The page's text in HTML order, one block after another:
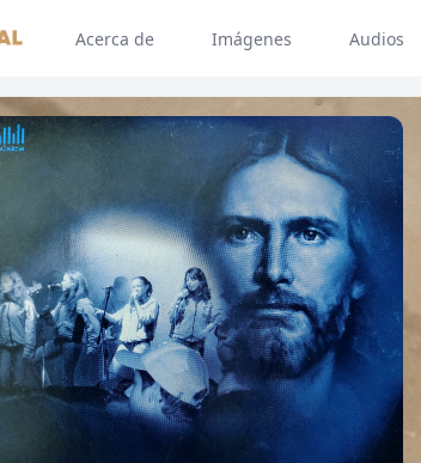
Acerca de Imágenes Audios